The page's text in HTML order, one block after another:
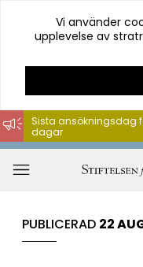
Hoppa
till
innehåll
Vi använder
upplevelse av
Sista ansökningsdag
dagar
PUBLICERAD 22